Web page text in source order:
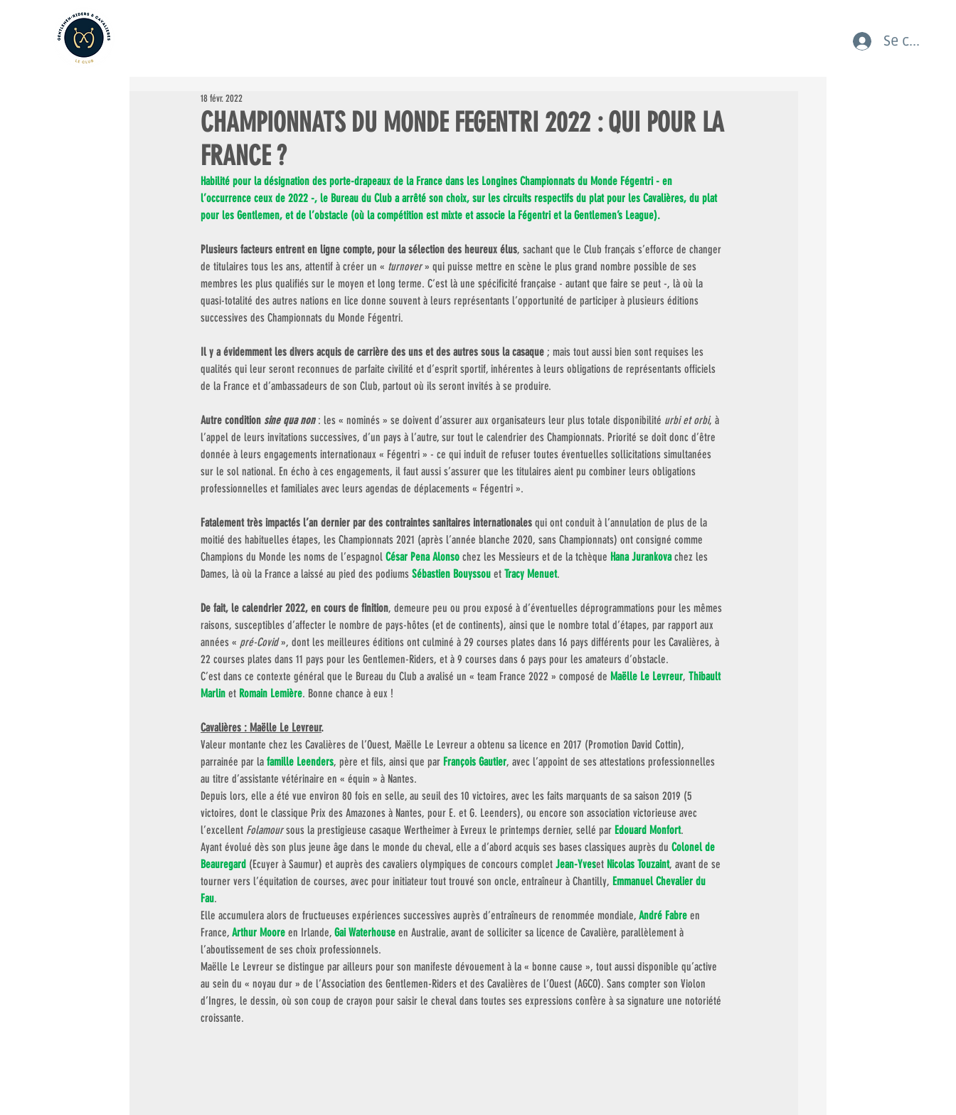
Se
CHAMPIONNATS DU MONDE FEGENTRI 2022 : QUI POUR LA
FRANCE ?
18 févr. 2022
Habilité pour la désignation des porte-drapeaux de la France dans les Longines Championnats du Monde Fégentri - en
l’occurrence ceux de 2022 -, le Bureau du Club a arrêté son choix, sur les circuits respectifs du plat pour les Cavalières, du plat
pour les Gentlemen, et de l’obstacle (où la compétition est mixte et associe la Fégentri et la Gentlemen’s League).
Plusieurs facteurs entrent en ligne compte, pour la sélection des heureux élus, sachant que le Club français s’efforce de changer
de titulaires tous les ans, attentif à créer un « turnover » qui puisse mettre en scène le plus grand nombre possible de ses
membres les plus qualifiés sur le moyen et long terme. C’est là une spécificité française - autant que faire se peut -, là où la
quasi-totalité des autres nations en lice donne souvent à leurs représentants l’opportunité de participer à plusieurs éditions
successives des Championnats du Monde Fégentri.
Il y a évidemment les divers acquis de carrière des uns et des autres sous la casaque ; mais tout aussi bien sont requises les
qualités qui leur seront reconnues de parfaite civilité et d’esprit sportif, inhérentes à leurs obligations de représentants officiels
de la France et d’ambassadeurs de son Club, partout où ils seront invités à se produire.
Autre condition sine qua non : les « nominés » se doivent d’assurer aux organisateurs leur plus totale disponibilité urbi et orbi, à
l’appel de leurs invitations successives, d’un pays à l’autre, sur tout le calendrier des Championnats. Priorité se doit donc d’être
donnée à leurs engagements internationaux « Fégentri » - ce qui induit de refuser toutes éventuelles sollicitations simultanées
sur le sol national. En écho à ces engagements, il faut aussi s’assurer que les titulaires aient pu combiner leurs obligations
professionnelles et familiales avec leurs agendas de déplacements « Fégentri ».
Fatalement très impactés l’an dernier par des contraintes sanitaires internationales qui ont conduit à l’annulation de plus de la
moitié des habituelles étapes, les Championnats 2021 (après l’année blanche 2020, sans Championnats) ont consigné comme
Champions du Monde les noms de l’espagnol César Pena Alonso chez les Messieurs et de la tchèque Hana Jurankova chez les
Dames, là où la France a laissé au pied des podiums Sébastien Bouyssou et Tracy Menuet.
De fait, le calendrier 2022, en cours de finition, demeure peu ou prou exposé à d’éventuelles déprogrammations pour les mêmes
raisons, susceptibles d’affecter le nombre de pays-hôtes (et de continents), ainsi que le nombre total d’étapes, par rapport aux
années « pré-Covid », dont les meilleures éditions ont culminé à 29 courses plates dans 16 pays différents pour les Cavalières, à
22 courses plates dans 11 pays pour les Gentlemen-Riders, et à 9 courses dans 6 pays pour les amateurs d’obstacle.
C’est dans ce contexte général que le Bureau du Club a avalisé un « team France 2022 » composé de Maëlle Le Levreur, Thibault
Marlin et Romain Lemière. Bonne chance à eux !
Cavalières : Maëlle Le Levreur.
Valeur montante chez les Cavalières de l’Ouest, Maëlle Le Levreur a obtenu sa licence en 2017 (Promotion David Cottin),
parrainée par la famille Leenders, père et fils, ainsi que par François Gautier, avec l’appoint de ses attestations professionnelles
au titre d’assistante vétérinaire en « équin » à Nantes.
Depuis lors, elle a été vue environ 80 fois en selle, au seuil des 10 victoires, avec les faits marquants de sa saison 2019 (5
victoires, dont le classique Prix des Amazones à Nantes, pour E. et G. Leenders), ou encore son association victorieuse avec
l’excellent Folamour sous la prestigieuse casaque Wertheimer à Evreux le printemps dernier, sellé par Edouard Monfort.
Ayant évolué dès son plus jeune âge dans le monde du cheval, elle a d’abord acquis ses bases classiques auprès du Colonel de
Beauregard (Ecuyer à Saumur) et auprès des cavaliers olympiques de concours complet Jean-Yveset Nicolas Touzaint, avant de se
tourner vers l’équitation de courses, avec pour initiateur tout trouvé son oncle, entraîneur à Chantilly, Emmanuel Chevalier du
Fau.
Elle accumulera alors de fructueuses expériences successives auprès d’entraîneurs de renommée mondiale, André Fabre en
France, Arthur Moore en Irlande, Gai Waterhouse en Australie, avant de solliciter sa licence de Cavalière, parallèlement à
l’aboutissement de ses choix professionnels.
Maëlle Le Levreur se distingue par ailleurs pour son manifeste dévouement à la « bonne cause », tout aussi disponible qu’active
au sein du « noyau dur » de l’Association des Gentlemen-Riders et des Cavalières de l’Ouest (AGCO). Sans compter son Violon
d’Ingres, le dessin, où son coup de crayon pour saisir le cheval dans toutes ses expressions confère à sa signature une notoriété
croissante.